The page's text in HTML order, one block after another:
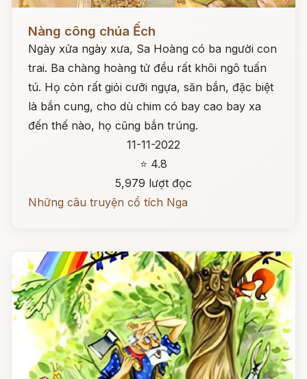
Nàng công chúa Ếch
Ngày xửa ngày xưa, Sa Hoàng có ba người con
trai. Ba chàng hoàng tử đều rất khôi ngô tuấn
tú. Họ còn rất giỏi cưỡi ngựa, săn bắn, đặc biệt
là bắn cung, cho dù chim có bay cao bay xa
đến thế nào, họ cũng bắn trúng.
11-11-2022
⭐ 4.8
5,979 lượt đọc
Những câu truyện cổ tích Nga